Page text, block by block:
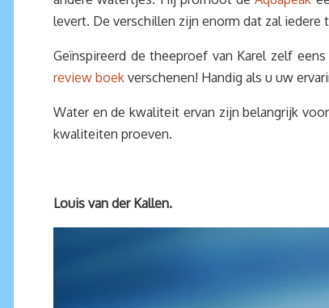
levert. De verschillen zijn enorm dat zal iedere
Geïnspireerd de theeproef van Karel zelf
review boek verschenen! Handig als u uw
Water en de kwaliteit ervan zijn belangrijk
kwaliteiten proeven.
Louis van der Kallen.